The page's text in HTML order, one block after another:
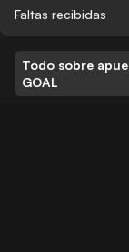
Faltas recibidas
Todo sobre
GOAL